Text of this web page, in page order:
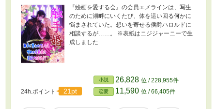
『絵画を愛する会』の会員エメラインは、写生
のために湖畔にいくたび、体を這い回る何かに
悩まされていた。想いを寄せる侯爵ハロルドに
相談するが……。 ※表紙はニジジャーニーで生
成しました
24h.ポイント 21pt
小説 26,828 位 / 228,955件
恋愛 11,590 位 / 66,405件